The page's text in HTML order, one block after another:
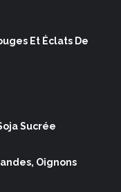
Et Éclats De
Sucrée
Oignons